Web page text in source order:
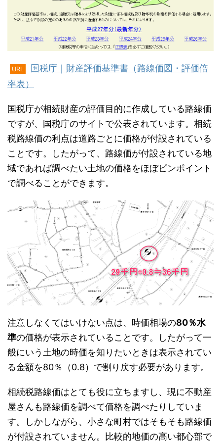
URL
国税庁｜財産評価基準書（路線価図・評価倍
率表）
国税庁が相続財産の評価目的に作成している路線価
ですが、国税庁のサイトで公表されています。相続
税路線価の利点は道路ごとに価格が付設されている
ことです。したがって、路線価が付設されている地
域であれば調べたい土地の価格をほぼピンポイント
で調べることができます。
注意しなくてはいけない点は、時価相場の80％水
準の価格が表示されていることです。したがって一
般にいう土地の時価を知りたいときは表示されてい
る金額を80％（0.8）で割り戻す必要があります。
相続税路線価はとても役に立ちますし、現に不動産
屋さんも路線価を調べて価格を調べたりしていま
す。しかしながら、小さな町村ではそもそも路線価
が付設されていません。比較的地価の高い都心部で